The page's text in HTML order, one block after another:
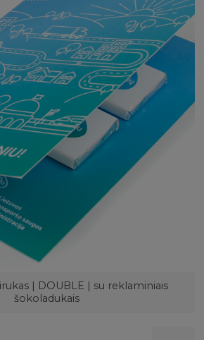
| DOUBLE | su reklaminiais
šokoladukais